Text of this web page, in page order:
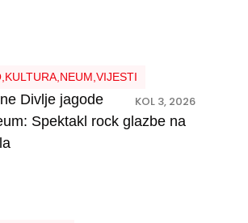
, KULTURA, NEUM VIJESTI
KOL 3, 2026
Divlje jagode
Spektakl rock glazbe na